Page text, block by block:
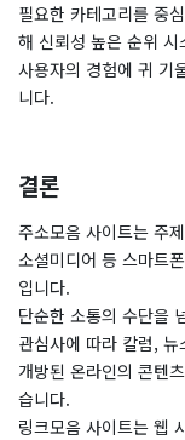
필요한 카테고리를 중
해 신뢰성 높은 순위
사용자의 경험에 귀 기
니다.
결론
주소모음 사이트는 주
소셜미디어 등 스마트
입니다.
단순한 소통의 수단을
관심사에 따라 칼럼,
개방된 온라인의 콘텐
습니다.​
링크모음 사이트는 웹